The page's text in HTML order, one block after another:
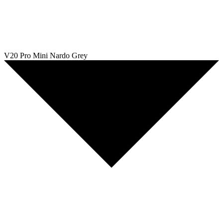
V20 Pro Mini Nardo Grey